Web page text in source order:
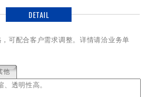
DETAIL
可配合客户需求调整。详情请洽业务单
他
、透明性高。